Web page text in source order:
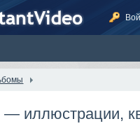
— иллюстрации,